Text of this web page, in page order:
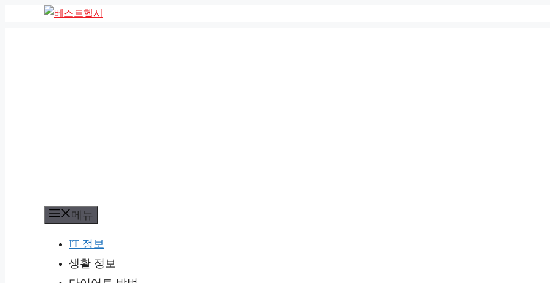
메뉴
IT 정보
생활 정보